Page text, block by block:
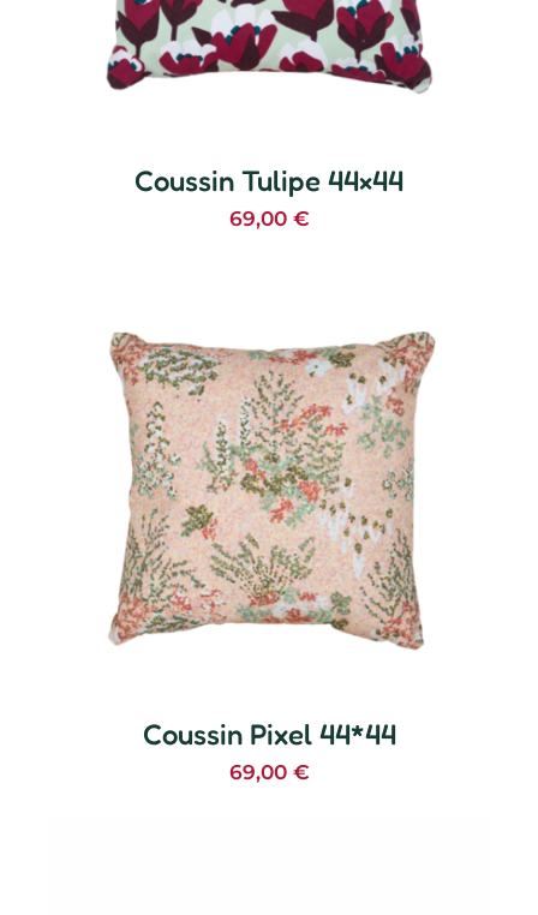
Coussin Tulipe 44×44
69,00 €
Coussin Pixel 44*44
69,00 €